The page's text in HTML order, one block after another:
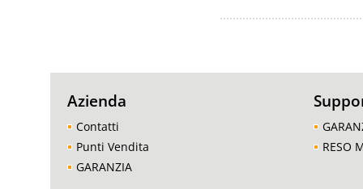
Azienda
Contatti
Punti Vendita
GARANZIA
RESO